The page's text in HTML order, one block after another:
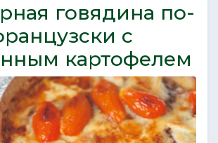
говядина по-
с
картофелем